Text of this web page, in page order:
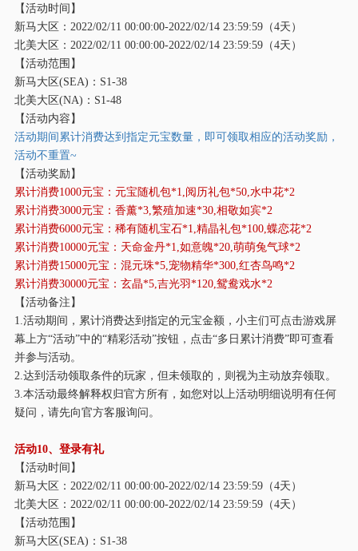
【活动时间】
新马大区： 2022/02/11 00:00:00-2022/02/14 23:59:59（4天）
北美大区： 2022/02/11 00:00:00-2022/02/14 23:59:59（4天）
【活动范围】
新马大区(SEA)：S1-38
北美大区(NA)：S1-48
【活动内容】
活动期间累计消费达到指定元宝数量，即可领取相应的活动奖励，
活动不重置~
【活动奖励】
累计消费1000元宝：元宝随机包*1,阅历礼包*50,水中花*2
累计消费3000元宝：香薰*3,繁殖加速*30,相敬如宾*2
累计消费6000元宝：稀有随机宝石*1,精晶礼包*100,蝶恋花*2
累计消费10000元宝：天命金丹*1,如意魄*20,萌萌兔气球*2
累计消费15000元宝：混元珠*5,宠物精华*300,红杏鸟鸣*2
累计消费30000元宝：玄晶*5,吉光羽*120,鸳鸯戏水*2
【活动备注】
1.活动期间，累计消费达到指定的元宝金额，小主们可点击游戏屏
幕上方“活动”中的“精彩活动”按钮，点击“多日累计消费”即可查看
并参与活动。
2.达到活动领取条件的玩家，但未领取的，则视为主动放弃领取。
3.本活动最终解释权归官方所有，如您对以上活动明细说明有任何
疑问，请先向官方客服询问。
活动10、登录有礼
【活动时间】
新马大区： 2022/02/11 00:00:00-2022/02/14 23:59:59（4天）
北美大区： 2022/02/11 00:00:00-2022/02/14 23:59:59（4天）
【活动范围】
新马大区(SEA)：S1-38